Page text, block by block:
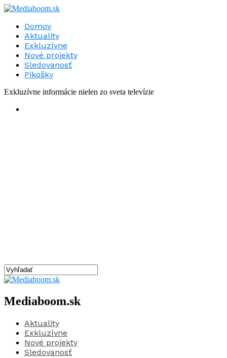
Domov
Aktuality
Exkluzívne
Nové projekty
Sledovanosť
Pikošky
Exkluzívne informácie nielen zo sveta televízie
Mediaboom.sk
Aktuality
Exkluzívne
Nové projekty
Sledovanosť